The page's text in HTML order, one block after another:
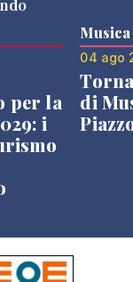
per la
i
Musica
04 ago
di